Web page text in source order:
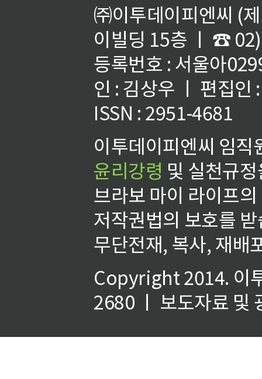
㈜이투데이피엔씨 (
이빌딩 15층 ㅣ ☎
등록번호 : 서울아
인 : 김상우 ㅣ 편집인
ISSN : 2951-4681
이투데이피엔씨 임
윤리강령 및 실천규
브라보 마이 라이프
저작권법의 보호를
무단전재, 복사, 재배
Copyright 2014. 이
2680 ㅣ 보도자료